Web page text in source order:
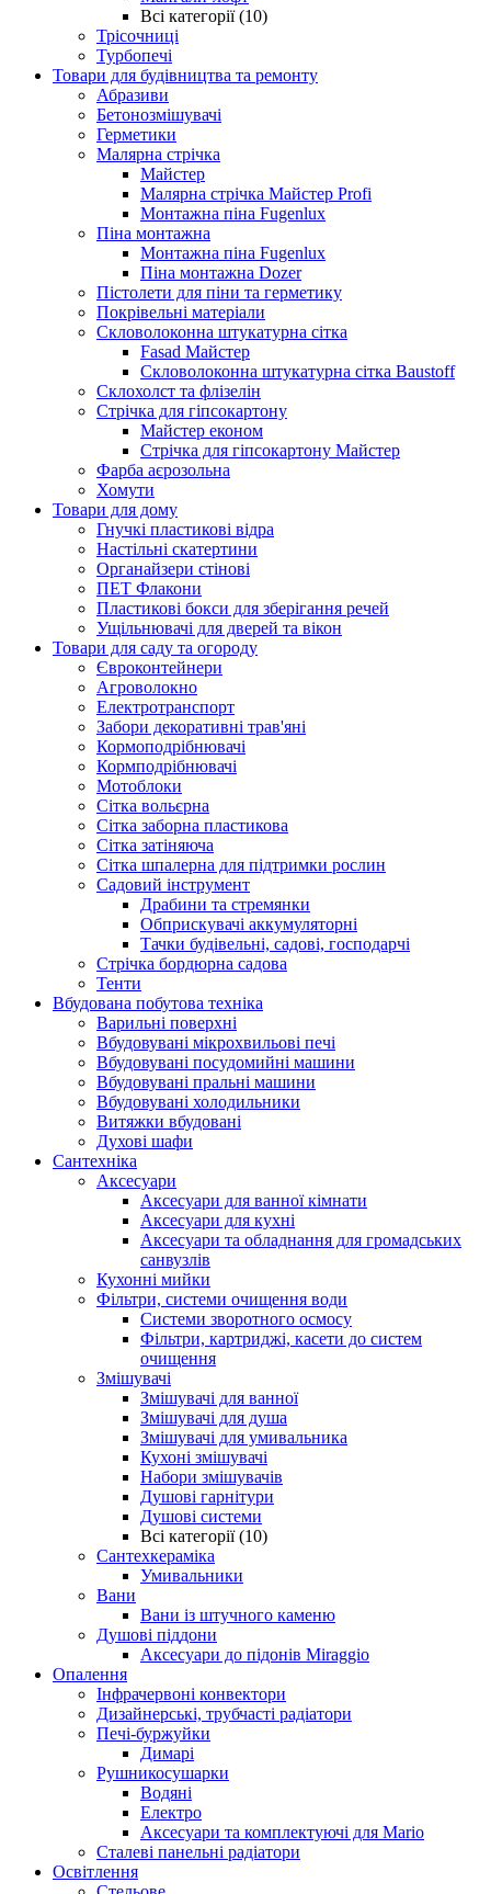
Всі категорії (10)
Трісочниці
Турбопечі
Товари для будівництва та ремонту
Абразиви
Бетонозмішувачі
Герметики
Малярна стрічка
Майстер
Малярна стрічка Майстер Profi
Монтажна піна Fugenlux
Піна монтажна
Монтажна піна Fugenlux
Піна монтажна Dozer
Пістолети для піни та герметику
Покрівельні матеріали
Скловолоконна штукатурна сітка
Fasad Майстер
Скловолоконна штукатурна сітка Baustoff
Склохолст та флізелін
Стрічка для гіпсокартону
Майстер економ
Стрічка для гіпсокартону Майстер
Фарба аєрозольна
Хомути
Товари для дому
Гнучкі пластикові відра
Настільні скатертини
Органайзери стінові
ПЕТ Флакони
Пластикові бокси для зберігання речей
Ущільнювачі для дверей та вікон
Товари для саду та огороду
Євроконтейнери
Агроволокно
Електротранспорт
Забори декоративні трав'яні
Кормоподрібнювачі
Кормподрібнювачі
Мотоблоки
Сітка вольєрна
Сітка заборна пластикова
Сітка затіняюча
Сітка шпалерна для підтримки рослин
Садовий інструмент
Драбини та стремянки
Обприскувачі аккумуляторні
Тачки будівельні, садові, господарчі
Стрічка бордюрна садова
Тенти
Вбудована побутова техніка
Варильні поверхні
Вбудовувані мікрохвильові печі
Вбудовувані посудомийні машини
Вбудовувані пральні машини
Вбудовувані холодильники
Витяжки вбудовані
Духові шафи
Сантехніка
Аксесуари
Аксесуари для ванної кімнати
Аксесуари для кухні
Аксесуари та обладнання для громадських
санвузлів
Кухонні мийки
Фільтри, системи очищення води
Системи зворотного осмосу
Фільтри, картриджі, касети до систем
очищення
Змішувачі
Змішувачі для ванної
Змішувачі для душа
Змішувачі для умивальника
Кухоні змішувачі
Набори змішувачів
Душові гарнітури
Душові системи
Всі категорії (10)
Сантехкераміка
Умивальники
Вани
Вани із штучного каменю
Душові піддони
Аксесуари до підонів Miraggio
Опалення
Інфрачервоні конвектори
Дизайнерські, трубчасті радіатори
Печі-буржуйки
Димарі
Рушникосушарки
Водяні
Електро
Аксесуари та комплектуючі для Mario
Сталеві панельні радіатори
Освітлення